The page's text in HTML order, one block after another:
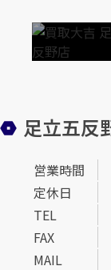
足立五反
営業時間
定休日
TEL
FAX
MAIL